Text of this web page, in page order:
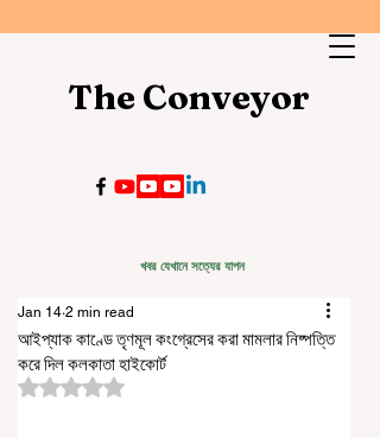
The Conveyor
খবর যেখানে সত্যের যাপন
আইপ্যাক কাণ্ডে তৃণমূল কংগ্রেসের করা মামলার নিষ্পত্তি
করে দিল কলকাতা হাইকোর্ট
Jan 14 2 min read
Rated NaN out of 5 stars.